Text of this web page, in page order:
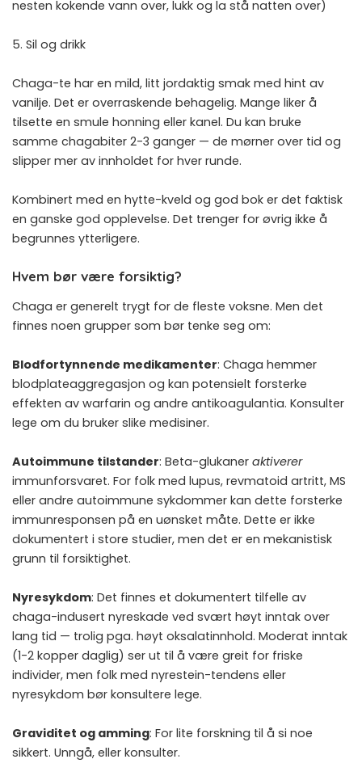
nesten kokende vann over, lukk og la stå natten over)
5. Sil og drikk
Chaga-te har en mild, litt jordaktig smak med hint av
vanilje. Det er overraskende behagelig. Mange liker å
tilsette en smule honning eller kanel. Du kan bruke
samme chagabiter 2-3 ganger — de mørner over tid og
slipper mer av innholdet for hver runde.
Kombinert med en hytte-kveld og god bok er det faktisk
en ganske god opplevelse. Det trenger for øvrig ikke å
begrunnes ytterligere.
Hvem bør være forsiktig?
Chaga er generelt trygt for de fleste voksne. Men det
finnes noen grupper som bør tenke seg om:
Blodfortynnende medikamenter: Chaga hemmer
blodplateaggregasjon og kan potensielt forsterke
effekten av warfarin og andre antikoagulantia. Konsulter
lege om du bruker slike medisiner.
Autoimmune tilstander: Beta-glukaner aktiverer
immunforsvaret. For folk med lupus, revmatoid artritt, MS
eller andre autoimmune sykdommer kan dette forsterke
immunresponsen på en uønsket måte. Dette er ikke
dokumentert i store studier, men det er en mekanistisk
grunn til forsiktighet.
Nyresykdom: Det finnes et dokumentert tilfelle av
chaga-indusert nyreskade ved svært høyt inntak over
lang tid — trolig pga. høyt oksalatinnhold. Moderat inntak
(1-2 kopper daglig) ser ut til å være greit for friske
individer, men folk med nyrestein-tendens eller
nyresykdom bør konsultere lege.
Graviditet og amming: For lite forskning til å si noe
sikkert. Unngå, eller konsulter.